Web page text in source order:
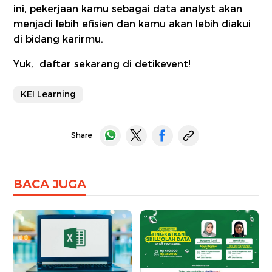
ini, pekerjaan kamu sebagai data analyst akan
menjadi lebih efisien dan kamu akan lebih diakui
di bidang karirmu.
Yuk, daftar sekarang di detikevent!
KEI Learning
Share
BACA JUGA